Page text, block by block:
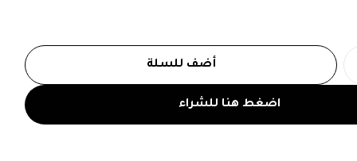
اضغط هنا للشراء
أضف للسلة